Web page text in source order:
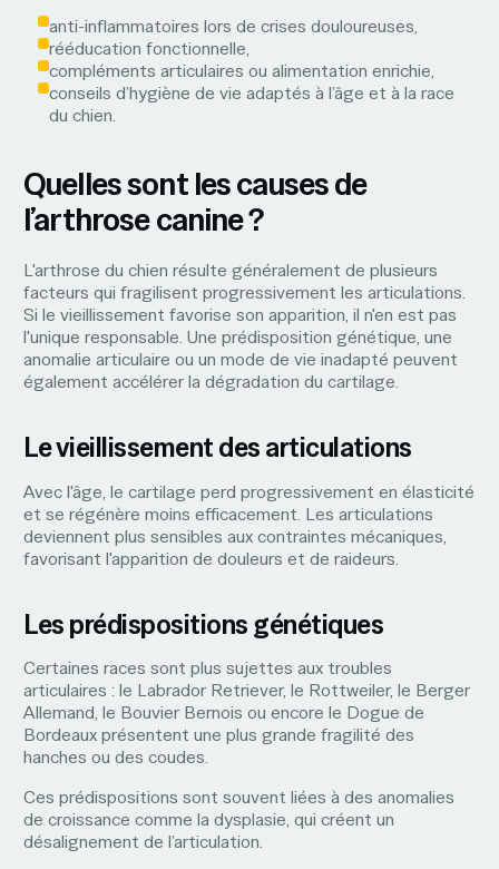
anti-inflammatoires lors de crises douloureuses,
rééducation fonctionnelle,
compléments articulaires ou alimentation enrichie,
conseils d’hygiène de vie adaptés à l’âge et à la race
du chien.
Quelles sont les causes de
l’arthrose canine ?
L'arthrose du chien résulte généralement de plusieurs
facteurs qui fragilisent progressivement les articulations.
Si le vieillissement favorise son apparition, il n'en est pas
l'unique responsable. Une prédisposition génétique, une
anomalie articulaire ou un mode de vie inadapté peuvent
également accélérer la dégradation du cartilage.
Le vieillissement des articulations
Avec l'âge, le cartilage perd progressivement en élasticité
et se régénère moins efficacement. Les articulations
deviennent plus sensibles aux contraintes mécaniques,
favorisant l'apparition de douleurs et de raideurs.
Les prédispositions génétiques
Certaines races sont plus sujettes aux troubles
articulaires : le Labrador Retriever, le Rottweiler, le Berger
Allemand, le Bouvier Bernois ou encore le Dogue de
Bordeaux présentent une plus grande fragilité des
hanches ou des coudes.
Ces prédispositions sont souvent liées à des anomalies
de croissance comme la dysplasie, qui créent un
désalignement de l’articulation.